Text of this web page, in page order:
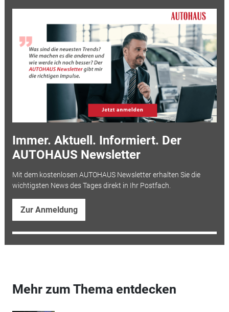
Immer. Aktuell. Informiert. Der
AUTOHAUS Newsletter
Mit dem kostenlosen AUTOHAUS Newsletter erhalten Sie die
wichtigsten News des Tages direkt in Ihr Postfach.
Zur Anmeldung
Mehr zum Thema entdecken